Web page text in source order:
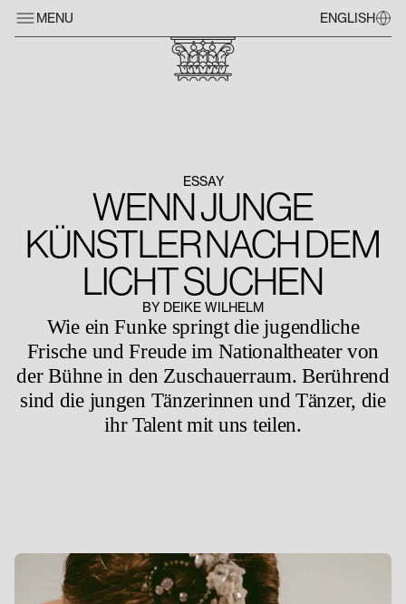
MENU ENGLISH
ESSAY
WENN JUNGE
KÜNSTLER NACH DEM
LICHT SUCHEN
BY DEIKE WILHELM
Wie ein Funke springt die jugendliche
Frische und Freude im Nationaltheater von
der Bühne in den Zuschauerraum. Berührend
sind die jungen Tänzerinnen und Tänzer, die
ihr Talent mit uns teilen.